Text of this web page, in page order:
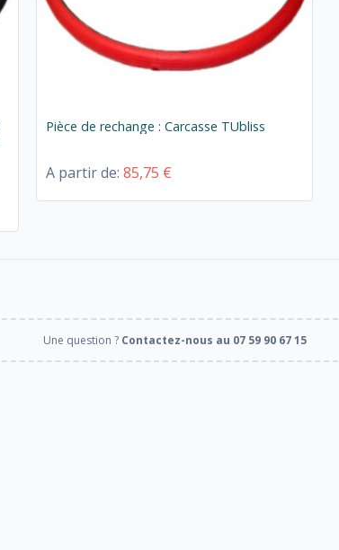
Pièce de rechange : Carcasse TUbliss
A partir de:85,75 €
Une question ? Contactez-nous au 07 59 90 67 15